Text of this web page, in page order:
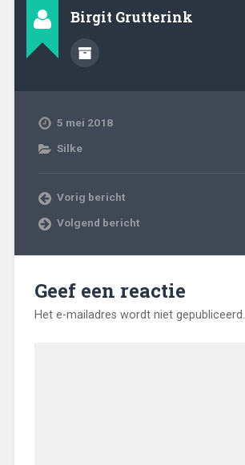
Birgit Grutterink
5 mei 2018
Silke
Vorig bericht
Volgend bericht
Geef een reactie
Het e-mailadres wordt niet gepubliceerd.